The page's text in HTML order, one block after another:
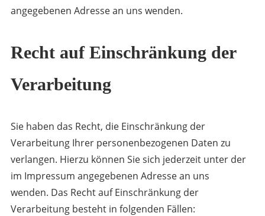
angegebenen Adresse an uns wenden.
Recht auf Einschränkung der
Verarbeitung
Sie haben das Recht, die Einschränkung der
Verarbeitung Ihrer personenbezogenen Daten zu
verlangen. Hierzu können Sie sich jederzeit unter der
im Impressum angegebenen Adresse an uns
wenden. Das Recht auf Einschränkung der
Verarbeitung besteht in folgenden Fällen: